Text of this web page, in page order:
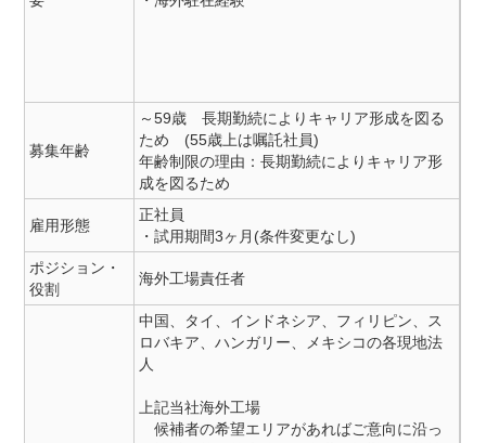
募集年齢
～59歳 長期勤続によりキャリア形成を図る
ため (55歳上は嘱託社員)
年齢制限の理由：長期勤続によりキャリア形
成を図るため
雇用形態
正社員
・試用期間3ヶ月(条件変更なし)
ポジション・
役割
海外工場責任者
中国、タイ、インドネシア、フィリピン、ス
ロバキア、ハンガリー、メキシコの各現地法
人
上記当社海外工場
候補者の希望エリアがあればご意向に沿っ